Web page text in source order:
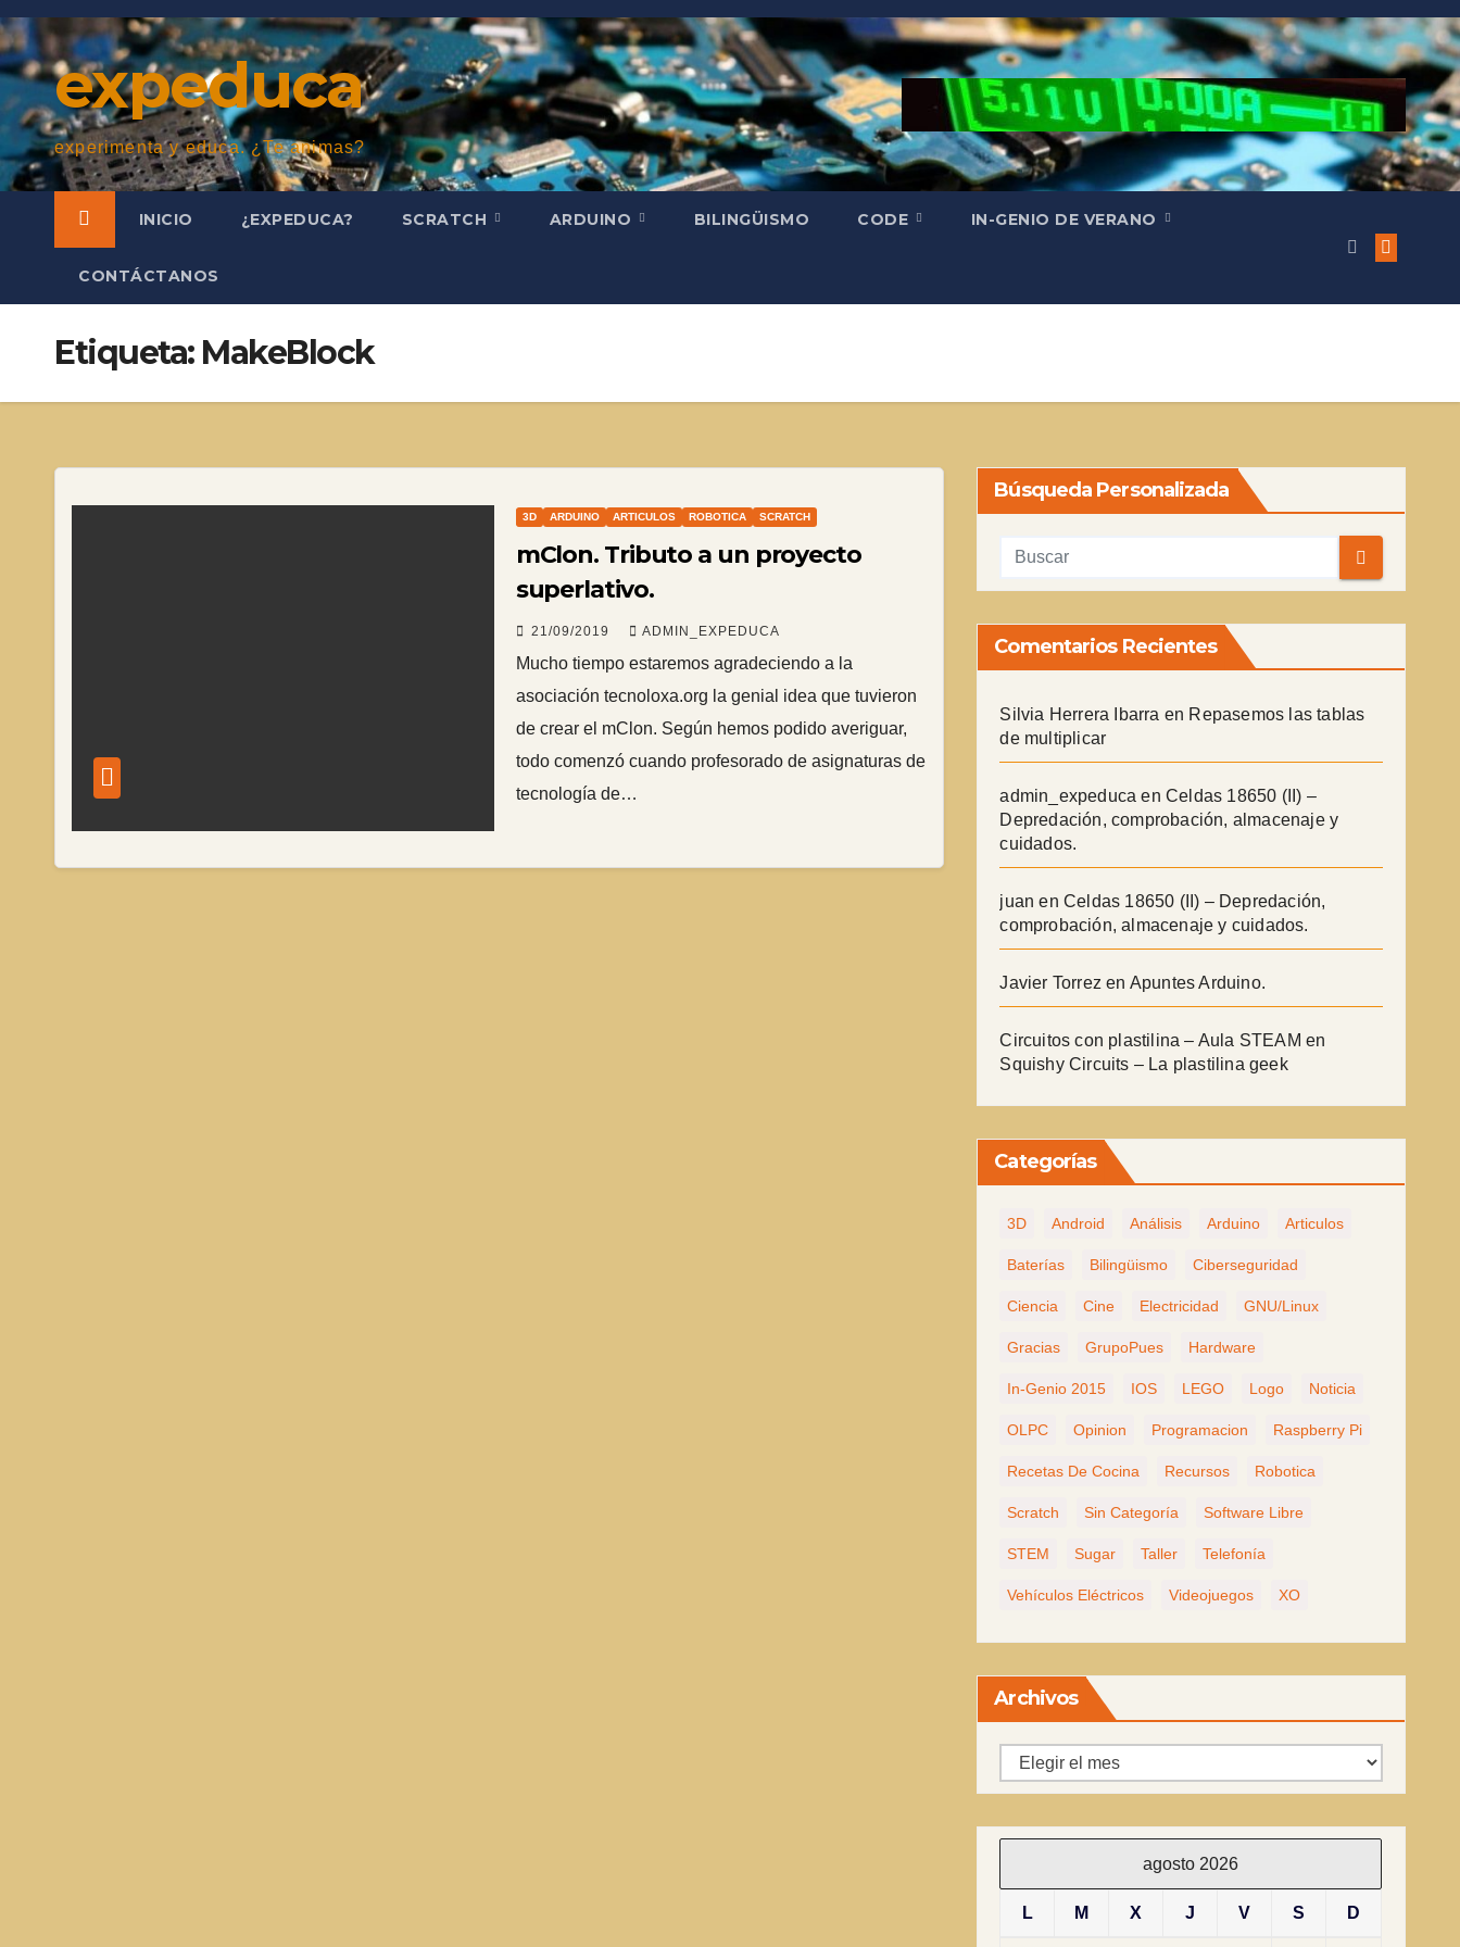
Saltar
al
contenidoexpeduca
experimenta y educa. ¿Te animas?
INICIO ¿EXPEDUCA? SCRATCH ARDUINO BILINGÜISMO CODE IN-GENIO DE VERANO
CONTÁCTANOS
Etiqueta: MakeBlock
3D ARDUINO ARTICULOS ROBOTICA SCRATCH
mClon. Tributo a un proyecto
superlativo.
21/09/2019 ADMIN_EXPEDUCA
Mucho tiempo estaremos agradeciendo a la
asociación tecnoloxa.org la genial idea que tuvieron
de crear el mClon. Según hemos podido averiguar,
todo comenzó cuando profesorado de asignaturas de
tecnología de…
Búsqueda Personalizada
Comentarios Recientes
Silvia Herrera Ibarra en Repasemos las tablas
de multiplicar
admin_expeduca en Celdas 18650 (II) –
Depredación, comprobación, almacenaje y
cuidados.
juan en Celdas 18650 (II) – Depredación,
comprobación, almacenaje y cuidados.
Javier Torrez en Apuntes Arduino.
Circuitos con plastilina – Aula STEAM en
Squishy Circuits – La plastilina geek
Categorías
3D Android Análisis Arduino Articulos
Baterías Bilingüismo Ciberseguridad
Ciencia Cine Electricidad GNU/Linux
Gracias GrupoPues Hardware
In-Genio 2015 IOS LEGO Logo Noticia
OLPC Opinion Programacion Raspberry Pi
Recetas De Cocina Recursos Robotica
Scratch Sin Categoría Software Libre
STEM Sugar Taller Telefonía
Vehículos Eléctricos Videojuegos XO
Archivos
Archivos
agosto 2026
L M X J V S D